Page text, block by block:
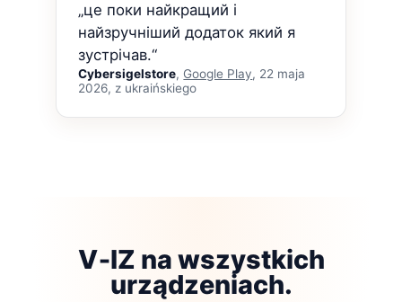
„це поки найкращий і
найзручніший додаток який я
зустрічав.“
Cybersigelstore, Google Play, 22 maja
2026, z ukraińskiego
V‑IZ na wszystkich
urządzeniach.